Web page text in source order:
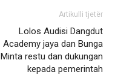
Artikulli tjetër
Lolos Audisi Dangdut
Academy jaya dan Bunga
Minta restu dan dukungan
kepada pemerintah